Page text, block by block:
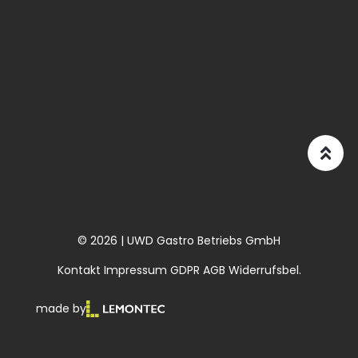
© 2026 | UWD Gastro Betriebs GmbH
Kontakt Impressum GDPR AGB Widerrufsbel.
made by